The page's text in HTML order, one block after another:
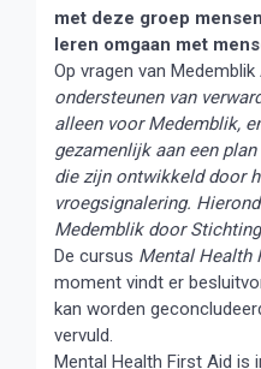
met deze groep
leren omgaan met
Op vragen van
ondersteunen van
alleen voor Medemblik,
gezamenlijk aan een
die zijn ontwikkeld door
vroegsignalering.
Medemblik door
De cursus Mental Health
moment vindt er
kan worden
vervuld.
Mental Health First Aid is